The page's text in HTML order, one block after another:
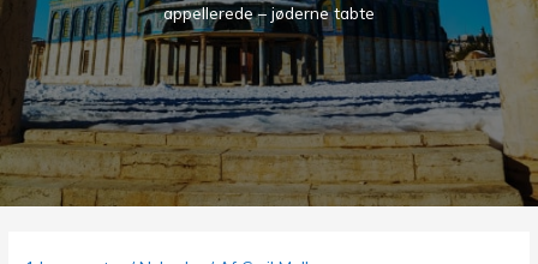
appellerede – jøderne tabte